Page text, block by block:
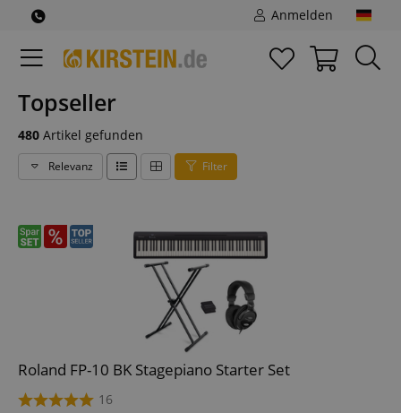
Anmelden
Topseller
480 Artikel gefunden
Relevanz Filter
Roland FP-10 BK Stagepiano Starter Set
16